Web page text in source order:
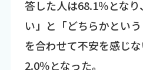
答した人は68.1％とな
い」と「どちらかという
を合わせて不安を感じ
2.0％となった。